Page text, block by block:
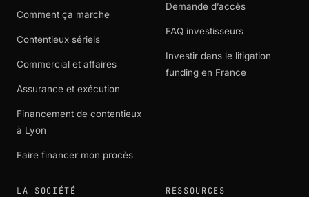
Comment ça marche
Contentieux sériels
Commercial et affaires
Assurance et exécution
Financement de contentieux
à Lyon
Faire financer mon procès
Demande d’accès
FAQ investisseurs
Investir dans le litigation
funding en France
LA SOCIÉTÉ RESSOURCES